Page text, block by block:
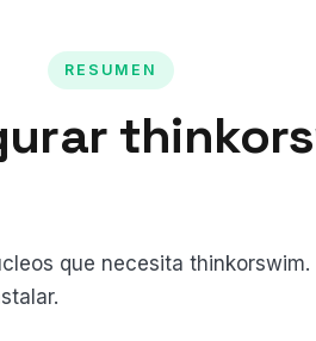
RESUMEN
que necesita thinkorswim.